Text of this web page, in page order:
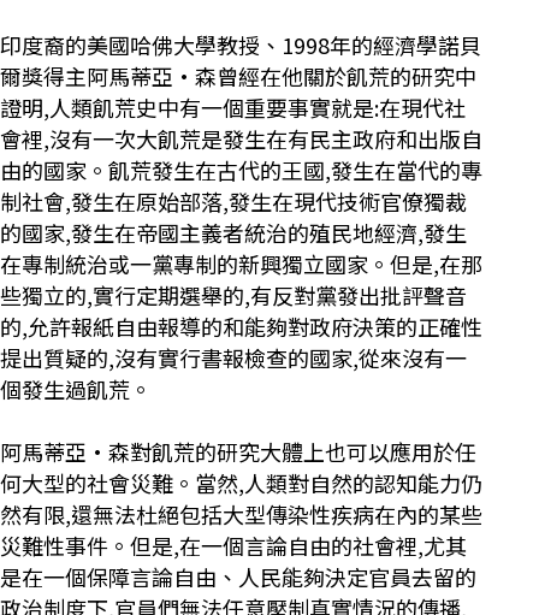
印度裔的美國哈佛大學教授、1998年的經濟學諾貝
爾獎得主阿馬蒂亞·森曾經在他關於飢荒的研究中
證明,人類飢荒史中有一個重要事實就是:在現代社
會裡,沒有一次大飢荒是發生在有民主政府和出版自
由的國家。飢荒發生在古代的王國,發生在當代的專
制社會,發生在原始部落,發生在現代技術官僚獨裁
的國家,發生在帝國主義者統治的殖民地經濟,發生
在專制統治或一黨專制的新興獨立國家。但是,在那
些獨立的,實行定期選舉的,有反對黨發出批評聲音
的,允許報紙自由報導的和能夠對政府決策的正確性
提出質疑的,沒有實行書報檢查的國家,從來沒有一
個發生過飢荒。
阿馬蒂亞·森對飢荒的研究大體上也可以應用於任
何大型的社會災難。當然,人類對自然的認知能力仍
然有限,還無法杜絕包括大型傳染性疾病在內的某些
災難性事件。但是,在一個言論自由的社會裡,尤其
是在一個保障言論自由、人民能夠決定官員去留的
政治制度下,官員們無法任意壓制真實情況的傳播,